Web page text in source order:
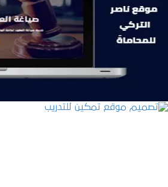
موقع ناصر التركي
التفاصيل